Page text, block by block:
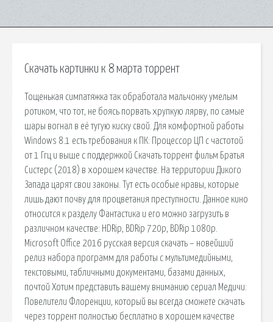
Скачать картинки к 8 марта торрент
Тощенькая симпатяжка так обработала мальчонку умелым
ротиком, что тот, не боясь порвать хрупкую лярву, по самые
шары вогнал в её тугую киску свой. Для комфортной работы
Windows 8.1 есть требования к ПК: Процессор ЦП с частотой
от 1 Ггц и выше с поддержкой Скачать торрент фильм Братья
Систерс (2018) в хорошем качестве. На территории Дикого
Запада царят свои законы. Тут есть особые нравы, которые
лишь дают почву для процветания преступности. Данное кино
относится к разделу Фантастика и его можно загрузить в
различном качестве: HDRip, BDRip 720p, BDRip 1080p.
Microsoft Office 2016 русская версия скачать – новейший
релиз набора программ для работы с мультимедийными,
текстовыми, табличными документами, базами данных,
почтой Хотим представить вашему вниманию сериал Медичи:
Повелители Флоренции, который вы всегда сможете скачать
через торрент полностью бесплатно в хорошем качестве